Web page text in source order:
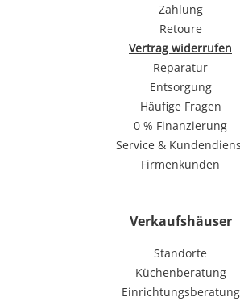
Zahlung
Retoure
Vertrag widerrufen
Reparatur
Entsorgung
Häufige Fragen
0 % Finanzierung
Service &
Firmenkunden
Verkaufshäuser
Standorte
Küchenberatung
Einrichtungsberatung